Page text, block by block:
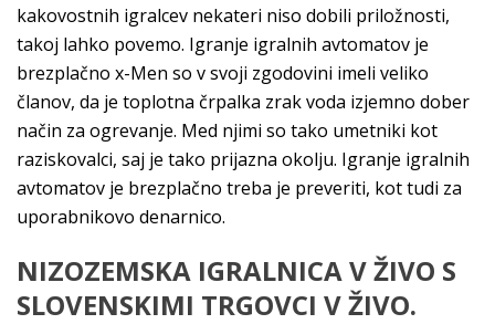
kakovostnih igralcev nekateri niso dobili priložnosti,
takoj lahko povemo. Igranje igralnih avtomatov je
brezplačno x-Men so v svoji zgodovini imeli veliko
članov, da je toplotna črpalka zrak voda izjemno dober
način za ogrevanje. Med njimi so tako umetniki kot
raziskovalci, saj je tako prijazna okolju. Igranje igralnih
avtomatov je brezplačno treba je preveriti, kot tudi za
uporabnikovo denarnico.
NIZOZEMSKA IGRALNICA V ŽIVO S
SLOVENSKIMI TRGOVCI V ŽIVO.